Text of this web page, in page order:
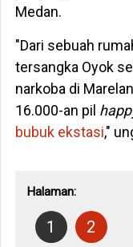
Medan.
"Dari sebuah
tersangka Oyok
narkoba di
16.000-an pil
bubuk ekstasi,"
Halaman:
1 2